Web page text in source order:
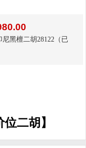
尼黑檀二胡28122（已
二胡】